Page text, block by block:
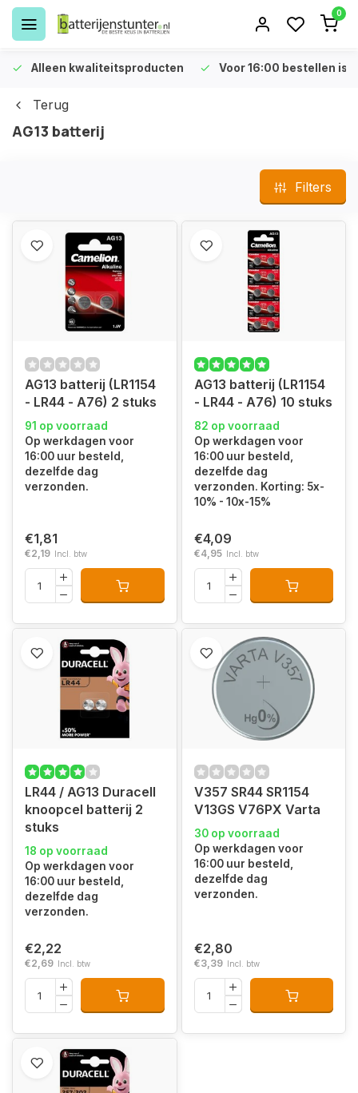
0
Alleen kwaliteitsproducten Voor 16:00 bestellen is
Terug
AG13 batterij
Filters
AG13 batterij (LR1154
- LR44 - A76) 2 stuks
91 op voorraad
Op werkdagen voor
16:00 uur besteld,
dezelfde dag
verzonden.
€1,81
€2,19 Incl. btw
AG13 batterij (LR1154
- LR44 - A76) 10 stuks
82 op voorraad
Op werkdagen voor
16:00 uur besteld,
dezelfde dag
verzonden. Korting: 5x-
10% - 10x-15%
€4,09
€4,95 Incl. btw
LR44 / AG13 Duracell
knoopcel batterij 2
stuks
18 op voorraad
Op werkdagen voor
16:00 uur besteld,
dezelfde dag
verzonden.
€2,22
€2,69 Incl. btw
V357 SR44 SR1154
V13GS V76PX Varta
30 op voorraad
Op werkdagen voor
16:00 uur besteld,
dezelfde dag
verzonden.
€2,80
€3,39 Incl. btw